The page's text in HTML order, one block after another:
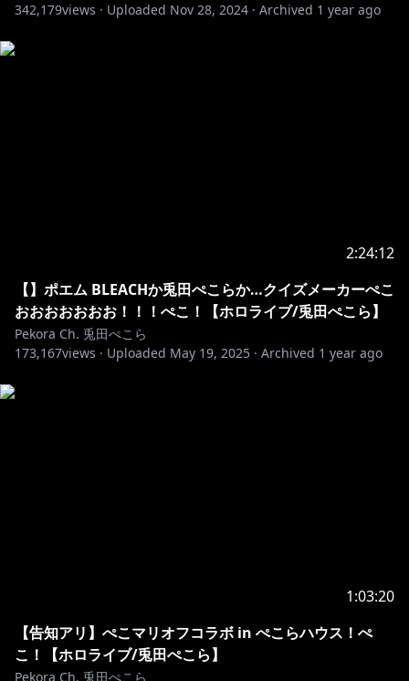
【特典】
⋈ －－－－－－－－－－－－－－－－－－－－－⋈
※ホロライブプロダクションから未成年の視聴者の方々
へのお願い
[カバー 未成年者の方々へ]で検索してお読みいただく
か、下記リンクをご確認の上、
342,179views · Uploaded Nov 28, 2024 · Archived 1 year ago
2:24:12
【】ポエム BLEACHか兎田ぺこらか…クイズメーカーぺこ
おおおおおおお！！！ぺこ！【ホロライブ/兎田ぺこら】
Pekora Ch. 兎田ぺこら
173,167views · Uploaded May 19, 2025 · Archived 1 year ago
1:03:20
【告知アリ】ぺこマリオフコラボ in ぺこらハウス！ぺ
こ！【ホロライブ/兎田ぺこら】
Pekora Ch. 兎田ぺこら